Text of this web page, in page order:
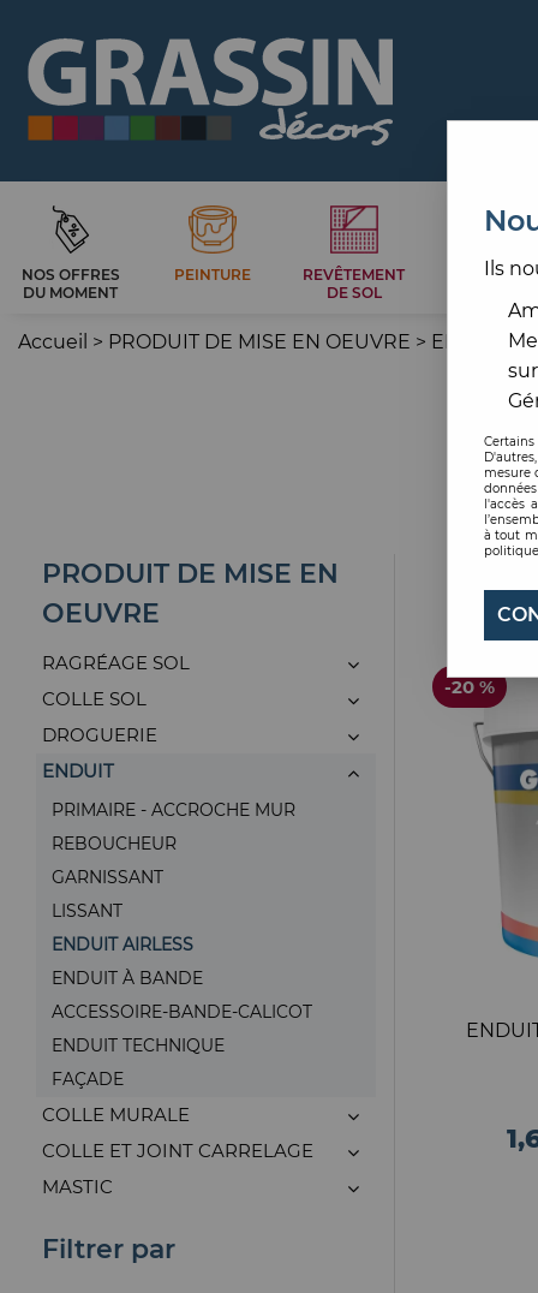
NOS OFFRES
DU MOMENT
PEINTURE
REVÊTEMENT
DE SOL
Accueil > PRODUIT DE MISE EN OEUVRE > ENDUIT >
PRODUIT DE MISE EN
OEUVRE
RAGRÉAGE SOL
COLLE SOL
DROGUERIE
ENDUIT
PRIMAIRE - ACCROCHE MUR
REBOUCHEUR
GARNISSANT
LISSANT
ENDUIT AIRLESS
ENDUIT À BANDE
ACCESSOIRE-BANDE-CALICOT
ENDUIT TECHNIQUE
FAÇADE
COLLE MURALE
COLLE ET JOINT CARRELAGE
MASTIC
Filtrer par
-20 %
Ils
mesure
l'accès
à tout